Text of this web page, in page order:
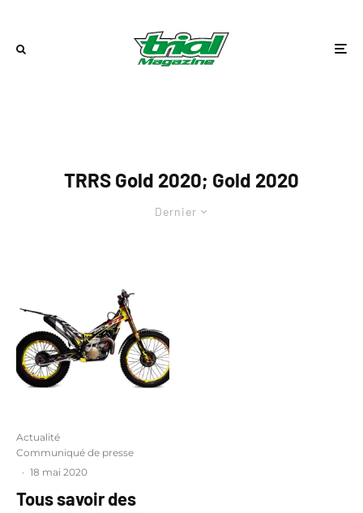
TRRS Gold 2020; Gold 2020
Dernier
Actualité
Communiqué de presse
· 18 mai 2020
Tous savoir des